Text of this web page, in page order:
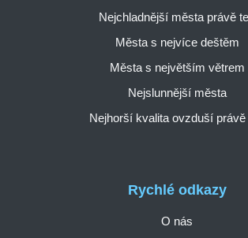
Rychlé odkazy
O nás
Nejchladnější města právě
Města s nejvíce deštěm
Města s největším větrem
Nejslunnější města
Nejhorší kvalita ovzduší právě